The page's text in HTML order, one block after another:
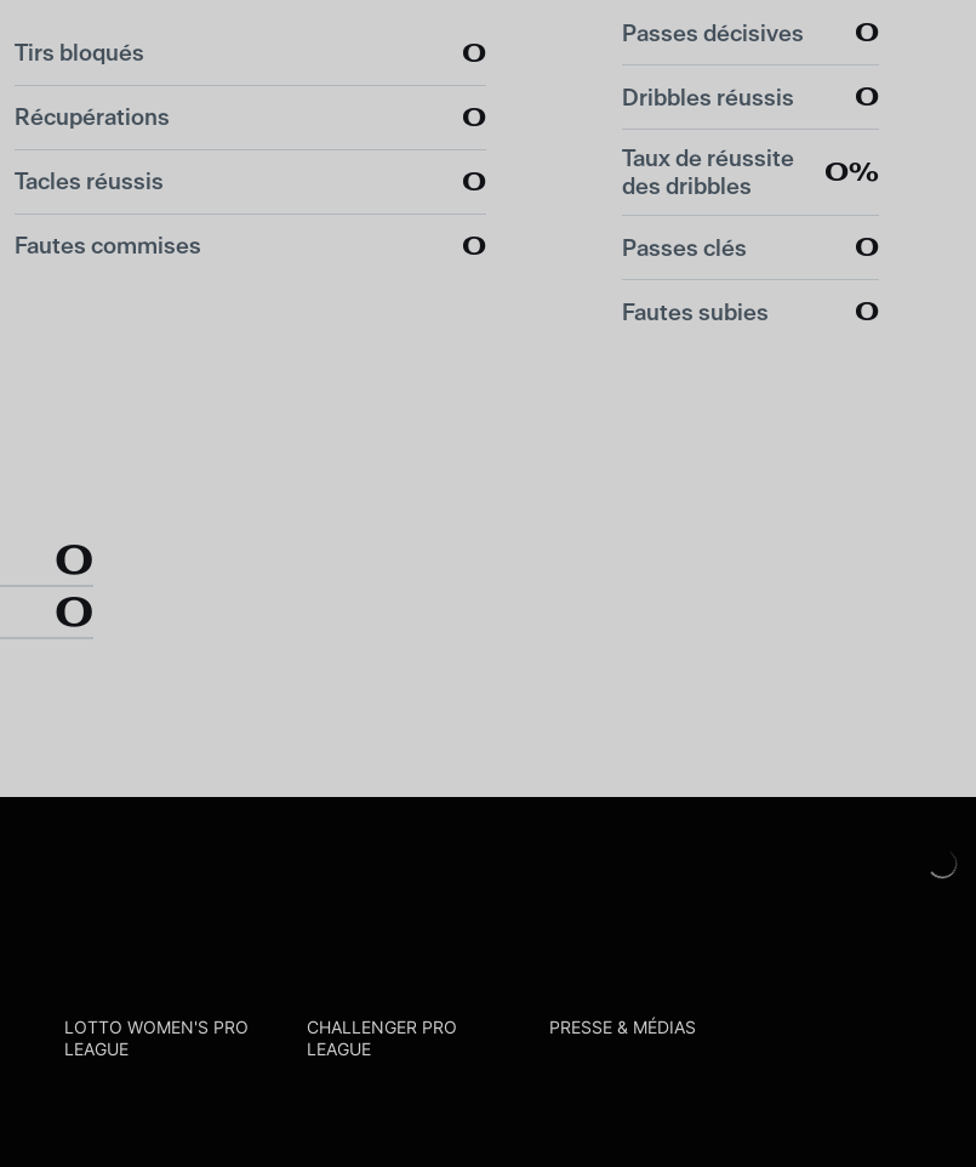
Passes décisives 0
Dribbles réussis 0
Taux de réussite
des dribbles
0%
Passes clés 0
Fautes subies 0
Tirs bloqués 0
Récupérations 0
Tacles réussis 0
Fautes commises 0
0
0
LOTTO WOMEN'S PRO
LEAGUE
CHALLENGER PRO
LEAGUE
PRESSE & MÉDIAS